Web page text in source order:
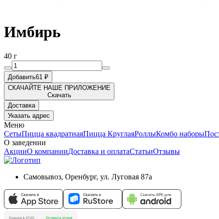
Имбирь
40 г
Добавить61 ₽
СКАЧАЙТЕ НАШЕ ПРИЛОЖЕНИЕ
Скачать
Доставка
Указать адрес
Меню
СетыПицца квадратнаяПицца КруглаяРоллыКомбо наборы
О заведении
АкцииО компанииДоставка и оплатаСтатьиОтзывы
Самовывоз, Оренбург, ул. Луговая 87а